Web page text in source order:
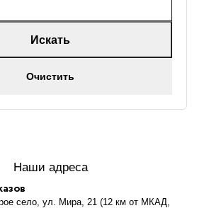
Искать
Очистить
Наши адреса
село, ул. Мира, 21 (12 км от МКАД,